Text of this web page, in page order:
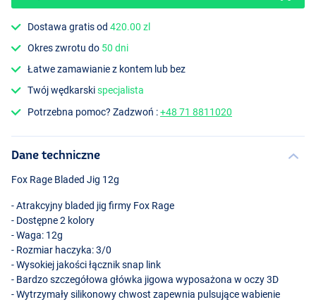
Hot Perch
Dostawa gratis od420.00 zl
Okres zwrotu do 50 dni
Łatwe zamawianie z kontem lub bez
Twój wędkarskispecjalista
Potrzebna pomoc? Zadzwoń :+48 71 8811020
Dane techniczne
Fox Rage Bladed Jig 12g
- Atrakcyjny bladed jig firmy Fox Rage
- Dostępne 2 kolory
- Waga: 12g
- Rozmiar haczyka: 3/0
- Wysokiej jakości łącznik snap link
- Bardzo szczegółowa główka jigowa wyposażona w oczy 3D
- Wytrzymały silikonowy chwost zapewnia pulsujące wabienie